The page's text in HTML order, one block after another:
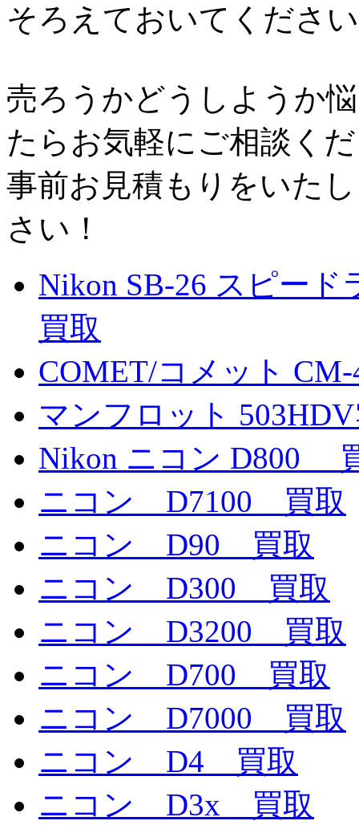
そろえておいてくださ
売ろうかどうしようか
たらお気軽にご相談く
事前お見積もりをいた
さい！
Nikon SB-26 スピー
買取
COMET/コメット
マンフロット
Nikon ニコン D800
ニコン D7100 買取
ニコン D90 買取
ニコン D300 買取
ニコン D3200 買取
ニコン D700 買取
ニコン D7000 買取
ニコン D4 買取
ニコン D3x 買取